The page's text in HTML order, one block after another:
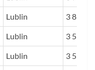
Lublin 3 853
Lublin 3 592
Lublin 3 557